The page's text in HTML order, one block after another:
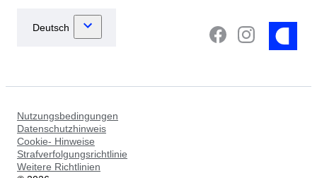
Nutzungsbedingungen
Datenschutzhinweis
Cookie- Hinweise
Strafverfolgungsrichtlinie
Weitere Richtlinien